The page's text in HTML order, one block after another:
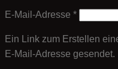
E-Mail-Adresse *
Ein Link zum Erstellen
E-Mail-Adresse gesendet.